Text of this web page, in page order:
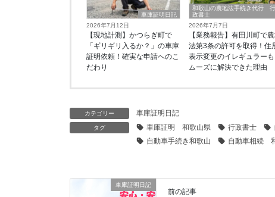
車庫証明日記
2026年7月12日
【現地計測】かつらぎ町で
「ギリギリ入るか？」の車庫
証明依頼！確実な申請へのこ
だわり
和歌山の農地法手続き代行 行
政書士
2026年7月7日
【業務報告】有田川町で
法第3条の許可を取得！住
表示変更のイレギュラー
ムーズに解決できた理由
カテゴリー 車庫証明日記
タグ 車庫証明 和歌山県 行政書士
自動車手続き和歌山
自動車相続
車庫証明日記
前の記事